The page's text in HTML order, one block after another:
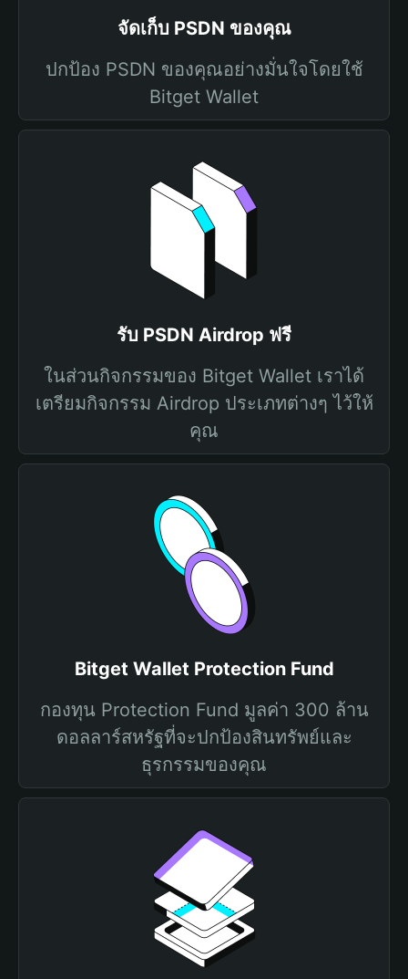
จัดเก็บ PSDN ของคุณ
ปกป้อง PSDN ของคุณอย่างมั่นใจโดยใช้
Bitget Wallet
รับ PSDN Airdrop ฟรี
ในส่วนกิจกรรมของ Bitget Wallet เราได้
เตรียมกิจกรรม Airdrop ประเภทต่างๆ ไว้ให้
คุณ
Bitget Wallet Protection Fund
กองทุน Protection Fund มูลค่า 300 ล้าน
ดอลลาร์สหรัฐที่จะปกป้องสินทรัพย์และ
ธุรกรรมของคุณ